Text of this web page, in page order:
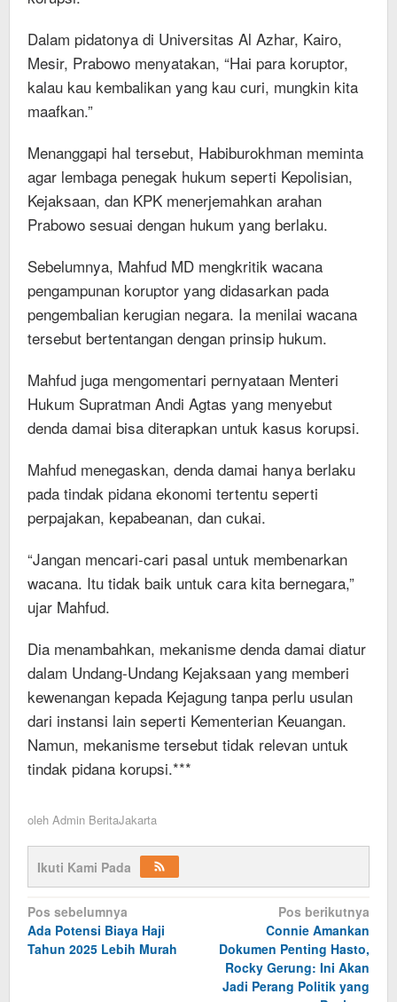
Dalam pidatonya di Universitas Al Azhar, Kairo,
Mesir, Prabowo menyatakan, “Hai para koruptor,
kalau kau kembalikan yang kau curi, mungkin kita
maafkan.”
Menanggapi hal tersebut, Habiburokhman meminta
agar lembaga penegak hukum seperti Kepolisian,
Kejaksaan, dan KPK menerjemahkan arahan
Prabowo sesuai dengan hukum yang berlaku.
Sebelumnya, Mahfud MD mengkritik wacana
pengampunan koruptor yang didasarkan pada
pengembalian kerugian negara. Ia menilai wacana
tersebut bertentangan dengan prinsip hukum.
Mahfud juga mengomentari pernyataan Menteri
Hukum Supratman Andi Agtas yang menyebut
denda damai bisa diterapkan untuk kasus korupsi.
Mahfud menegaskan, denda damai hanya berlaku
pada tindak pidana ekonomi tertentu seperti
perpajakan, kepabeanan, dan cukai.
“Jangan mencari-cari pasal untuk membenarkan
wacana. Itu tidak baik untuk cara kita bernegara,”
ujar Mahfud.
Dia menambahkan, mekanisme denda damai diatur
dalam Undang-Undang Kejaksaan yang memberi
kewenangan kepada Kejagung tanpa perlu usulan
dari instansi lain seperti Kementerian Keuangan.
Namun, mekanisme tersebut tidak relevan untuk
tindak pidana korupsi.***
oleh Admin BeritaJakarta
Ikuti Kami Pada
Navigasi
pos
Pos sebelumnya
Ada Potensi Biaya Haji
Tahun 2025 Lebih Murah
Pos berikutnya
Connie Amankan
Dokumen Penting Hasto,
Rocky Gerung: Ini Akan
Jadi Perang Politik yang